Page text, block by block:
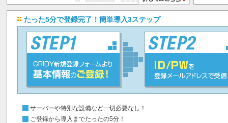
たった5分で登録完了！簡単導入3ステップ
サーバーや特別な設備など一切必要なし！
ご登録から導入までたったの5分！